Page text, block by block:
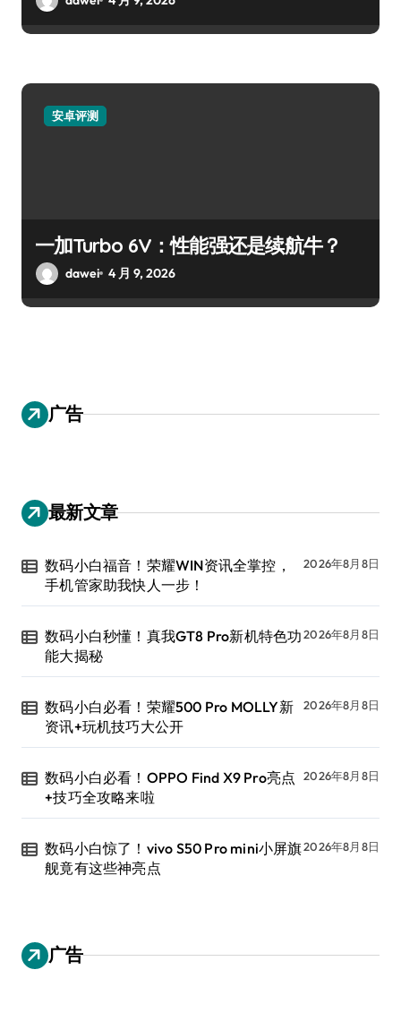
安卓评测
一加Turbo 6V：性能强还是续航牛？
dawei 4 月 9, 2026
广告
最新文章
数码小白福音！荣耀WIN资讯全掌控，
手机管家助我快人一步！
2026年8月8日
数码小白秒懂！真我GT8 Pro新机特色功
能大揭秘
2026年8月8日
数码小白必看！荣耀500 Pro MOLLY新
资讯+玩机技巧大公开
2026年8月8日
数码小白必看！OPPO Find X9 Pro亮点
+技巧全攻略来啦
2026年8月8日
数码小白惊了！vivo S50 Pro mini小屏旗
舰竟有这些神亮点
2026年8月8日
广告